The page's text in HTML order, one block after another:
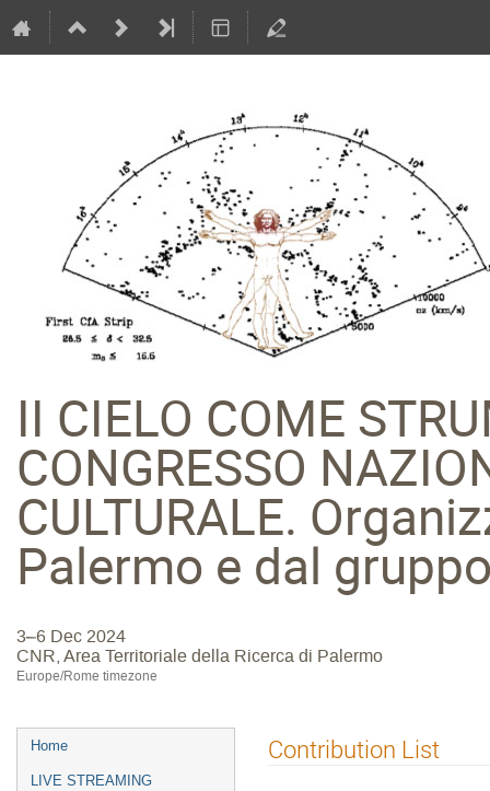
II CIELO COME
CONGRESSO
CULTURALE.
Palermo e dal
3–6 Dec 2024
CNR, Area Territoriale della Ricerca di Palermo
Europe/Rome timezone
Event
menu
Home
LIVE STREAMING
Contribution List